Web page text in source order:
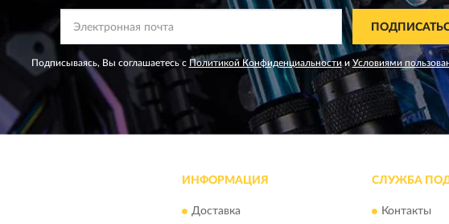
Подписываясь, Вы соглашаетесь с Политикой Конфиденциальности иУсловиями
ИНФОРМАЦИЯ
Доставка
СЛУЖБА
Контакты